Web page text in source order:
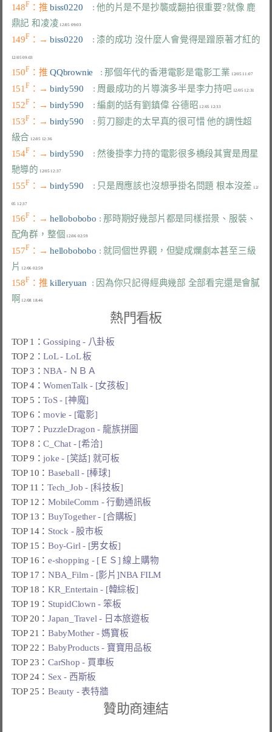
148F ：推 biss0220 : 他的片是不是抄襲或翻拍很重要?就像 鹿
鼎記 和凌凌
12/05 09:03
149F ：→ biss0220 : 漆的成功 沒什麼人會覺得是蹭原著才紅的
150F ：推 QQbrownie : 那個年代的香港電影是電影工業 12/05 11:07
151 F ：→ birdy590 : 周最成功的片導演多半是李力持吧
152F ：→ birdy590 : 編劇的話有劉鎮偉 谷德昭 12/05 12:33
153F ：→ birdy590 : 剪刀腳走的太早真的很可惜 他的調性超
級合
12/05 12:36
154F ：→ birdy590 : 然後掛李力持的電影很多橋段其實是周星
馳導的
12/05 12:37
155F ：→ birdy590 : 只是周應該也沒想爭掛名問題 根本沒差 12/
05 12:37
156F ：→ hellobobobo : 那時期好幾部片都是同樣搭景、服裝、
配角群，整個
12/06 02:59
157F ：→ hellobobobo : 就同個世界觀，但變成爛劇本甚至三級
片
12/06 02:59
158F ：推 killeryuan : 因為你只記得經典幾部 全部看完還是會膩
啊
12/08 18:46
熱門看板
TOP 1：Gossiping - 八卦板
TOP 2：LoL - LoL 板
TOP 3：NBA - ＮＢＡ
TOP 4：WomenTalk - [女孩板]
TOP 5：ToS - [神魔]
TOP 6：movie - [電影]
TOP 7：PuzzleDragon - 龍族拼圖
TOP 8：C_Chat - [希洽]
TOP 9：joke - [笑話] 就可板
TOP 10：Baseball - [棒球]
TOP 11：Tech_Job - [科技板]
TOP 12：MobileComm - 行動通訊板
TOP 13：BuyTogether - [合購板]
TOP 14： Stock - 股市板
TOP 15：Boy-Girl - [男女板]
TOP 16：e-shopping - [ＥＳ] 線上購物
TOP 17：NBA_Film - [影片]NBA FILM
TOP 18：KR_Entertain - [韓綜板]
TOP 19： StupidClown - 笨板
TOP 20：Japan_Travel - 日本旅遊板
TOP 21：BabyMother - 媽寶板
TOP 22：BabyProducts - 寶寶用品板
TOP 23：CarShop - 買車板
TOP 24： Sex - 西斯板
TOP 25：Beauty - 表特牆
贊助商連結